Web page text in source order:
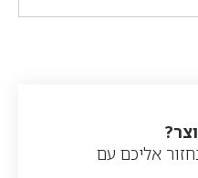
אליכם עם